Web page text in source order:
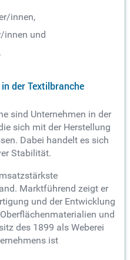
innen,
innen und
der Textilbranche
sind Unternehmen in der
sich mit der Herstellung
Dabei handelt es sich
Stabilität.
Marktführend zeigt er
und der Entwicklung
und
des 1899 als Weberei
ist